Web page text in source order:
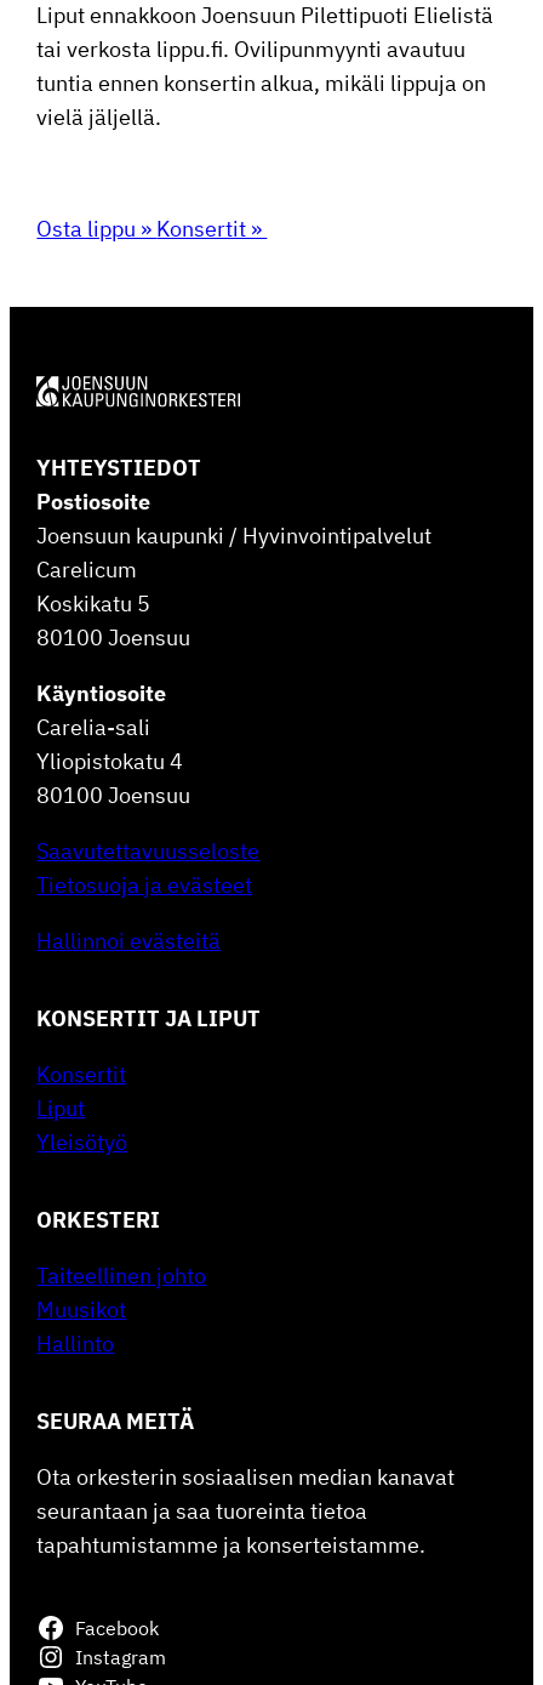
Liput ennakkoon Joensuun Pilet­ti­puoti Elielistä
tai verkosta lippu.fi. Ovili­pun­myynti avautuu
tuntia ennen konsertin alkua, mikäli lippuja on
vielä jäljellä.
Osta lippu » Konsertit »
YHTEYSTIEDOT
Postiosoite
Joensuun kaupunki / Hyvinvointipalvelut
Carelicum
Koskikatu 5
80100 Joensuu
Käyntiosoite
Carelia-sali
Yliopistokatu 4
80100 Joensuu
Saavutettavuusseloste
Tietosuoja ja evästeet
Hallinnoi evästeitä
KONSERTIT JA LIPUT
Konsertit
Liput
Yleisötyö
ORKESTERI
Taiteellinen johto
Muusikot
Hallinto
SEURAA MEITÄ
Ota orkesterin sosiaalisen median kanavat
seurantaan ja saa tuoreinta tietoa
tapahtumistamme ja konserteistamme.
Facebook
Instagram